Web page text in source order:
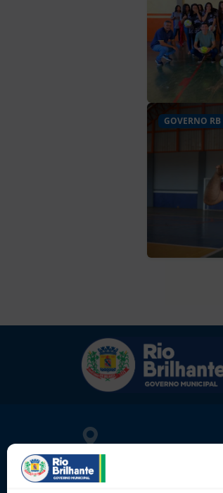
GOVERNO RB
LOCALIZAÇÃO
Rua Athayde Nogueira, 1033